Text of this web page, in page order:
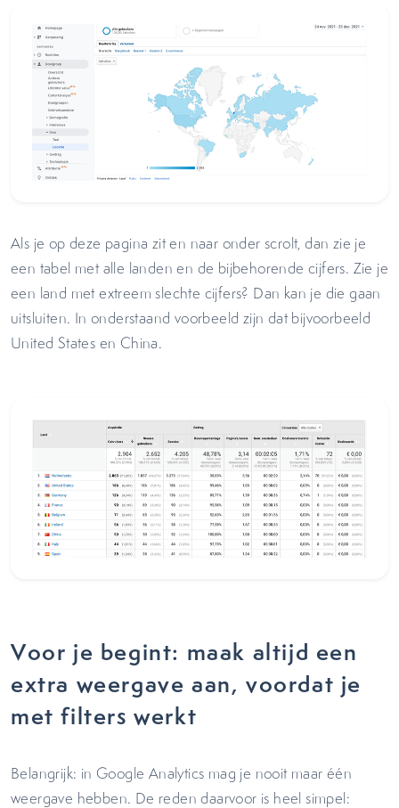
Als je op deze pagina zit en naar onder scrolt, dan zie je
een tabel met alle landen en de bijbehorende cijfers. Zie je
een land met extreem slechte cijfers? Dan kan je die gaan
uitsluiten. In onderstaand voorbeeld zijn dat bijvoorbeeld
United States en China.
Voor je begint: maak altijd een
extra weergave aan, voordat je
met filters werkt
Belangrijk: in Google Analytics mag je nooit maar één
weergave hebben. De reden daarvoor is heel simpel: